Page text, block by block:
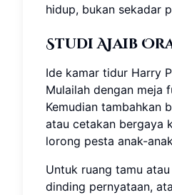
hidup, bukan sekadar
Studi Ajaib
Ide kamar tidur Harry
Mulailah dengan meja
Kemudian tambahkan
atau cetakan bergaya
lorong pesta anak-
Untuk ruang tamu
dinding pernyataan,